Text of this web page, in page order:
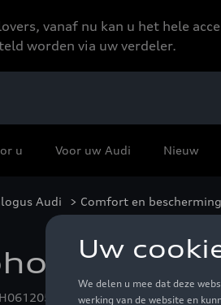
vanaf nu kan u het hele
worden via uw verdeler.
u Voor uw Audi Nieuw
Audi > Comfort en bescherming
met